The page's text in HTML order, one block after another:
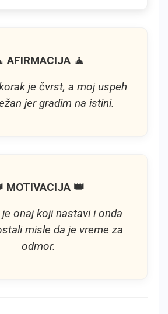
AFIRMACIJA 🧘
je čvrst, a moj uspeh
jer gradim na istini.
MOTIVACIJA 👑
onaj koji nastavi i onda
misle da je vreme za
odmor.